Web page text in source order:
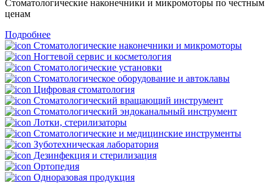
Стоматологические наконечники и микромоторы по честным
ценам
Подробнее
Стоматологические наконечники и микромоторы
Ногтевой сервис и косметология
Стоматологические установки
Стоматологическое оборудование и автоклавы
Цифровая стоматология
Стоматологический вращающий инструмент
Стоматологический эндоканальный инструмент
Лотки, стерилизаторы
Стоматологические и медицинские инструменты
Зуботехническая лаборатория
Дезинфекция и стерилизация
Ортопедия
Одноразовая продукция